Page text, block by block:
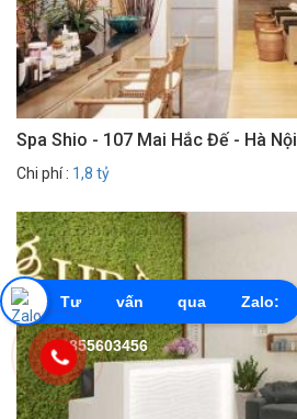
Spa Shio - 107 Mai Hắc Đế - Hà Nội
Chi phí : 1,8 tỷ
Tư vấn qua Zalo:
0855603456